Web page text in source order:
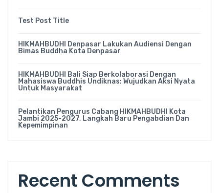
Test Post Title
HIKMAHBUDHI Denpasar Lakukan Audiensi Dengan
Bimas Buddha Kota Denpasar
HIKMAHBUDHI Bali Siap Berkolaborasi Dengan
Mahasiswa Buddhis Undiknas: Wujudkan Aksi Nyata
Untuk Masyarakat
Pelantikan Pengurus Cabang HIKMAHBUDHI Kota
Jambi 2025-2027, Langkah Baru Pengabdian Dan
Kepemimpinan
Recent Comments